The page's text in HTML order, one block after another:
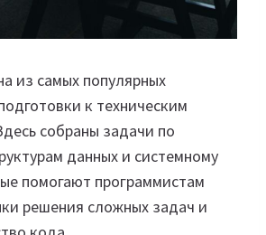
из самых популярных
к техническим
собраны задачи по
данных и системному
помогают программистам
решения сложных задач и